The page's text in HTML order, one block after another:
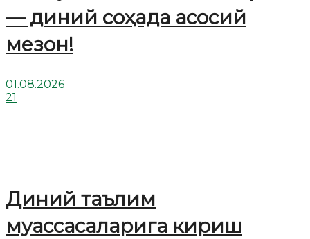
— диний соҳада асосий
мезон!
01.08.2026
21
Диний таълим
муассасаларига кириш